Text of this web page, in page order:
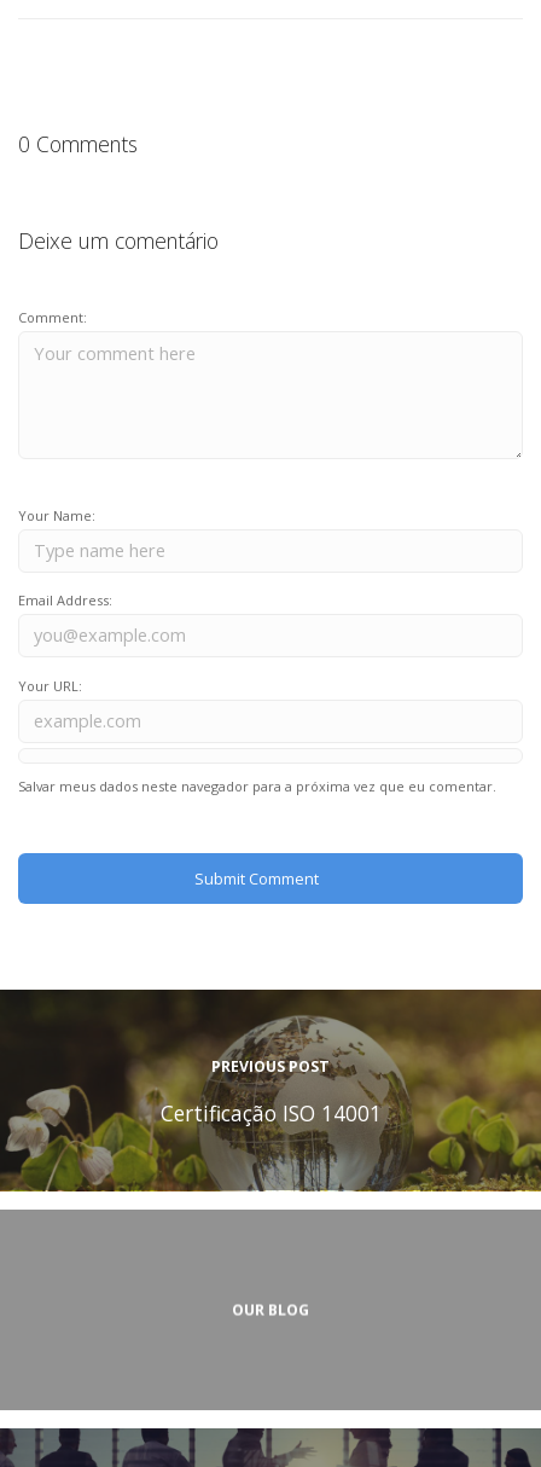
0 Comments
Deixe um comentário
Comment:
Your Name:
Email Address:
Your URL:
Salvar meus dados neste navegador para a próxima vez que eu comentar.
PREVIOUS POST
Certificação ISO 14001
OUR BLOG